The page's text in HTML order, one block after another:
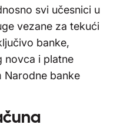
svi učesnici u
vezane za tekući
banke,
novca i platne
Narodne banke